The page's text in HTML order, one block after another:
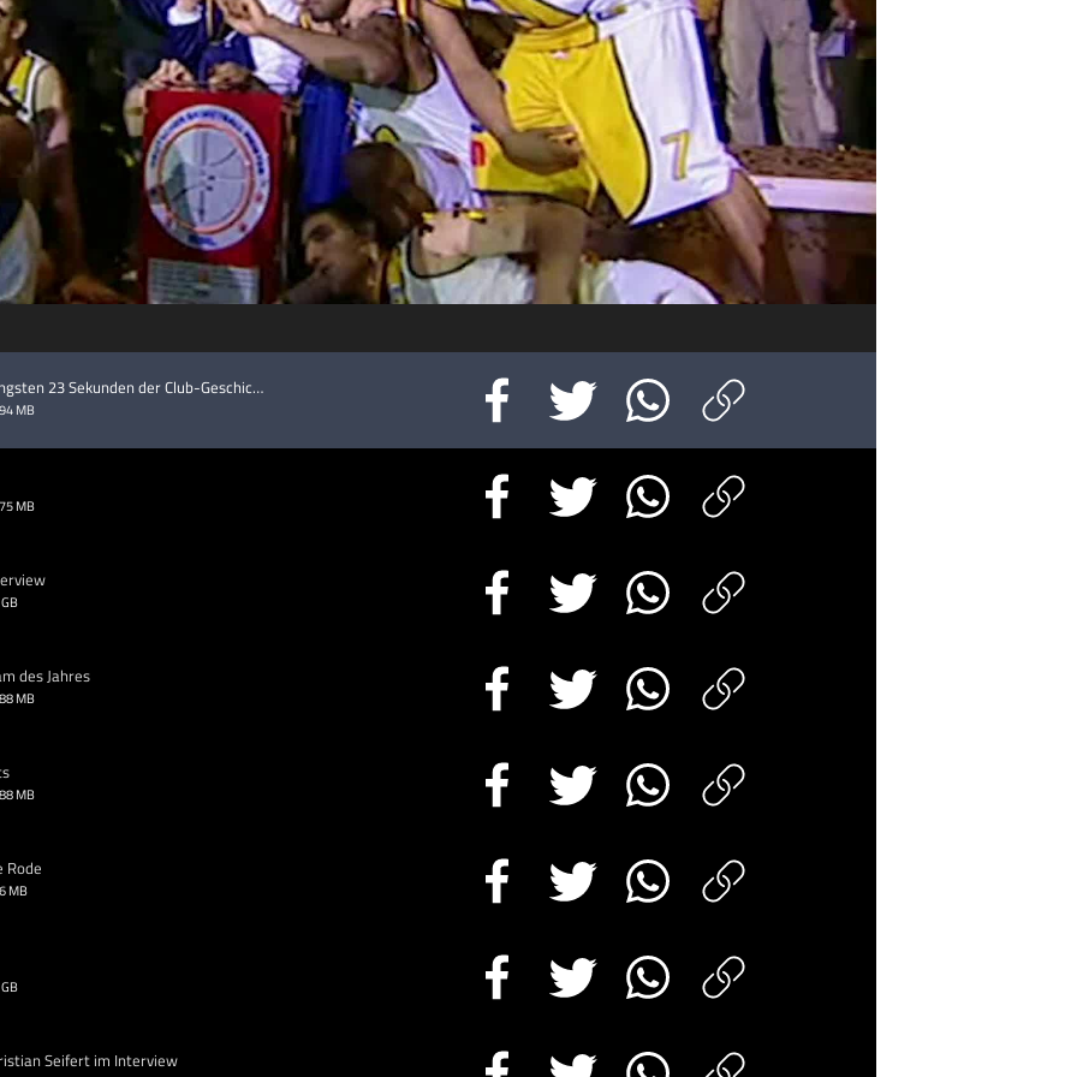
abspielen
20 Jahre EWE Baskets: Die längsten 23 Sekunden der Club-Geschichte
MB
MB
des Jahres
MB
MB
Rode
MB
Seifert im Interview